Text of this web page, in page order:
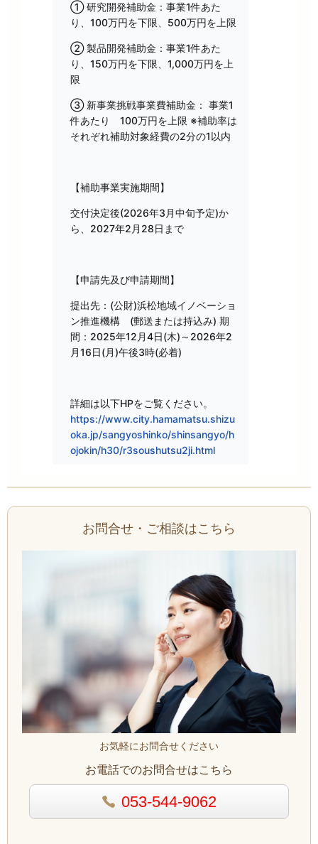
① 研究開発補助金：事業1件あた
り、100万円を下限、500万円を上限
② 製品開発補助金：事業1件あた
り、150万円を下限、1,000万円を上
限
③ 新事業挑戦事業費補助金： 事業1
件あたり 100万円を上限 ※補助率は
それぞれ補助対象経費の2分の1以内
【補助事業実施期間】
交付決定後(2026年3月中旬予定)か
ら、2027年2月28日まで
【申請先及び申請期間】
提出先：(公財)浜松地域イノベーショ
ン推進機構 (郵送または持込み) 期
間：2025年12月4日(木)～2026年2
月16日(月)午後3時(必着)
詳細は以下HPをご覧ください。
https://www.city.hamamatsu.shizu
oka.jp/sangyoshinko/shinsangyo/h
ojokin/h30/r3soushutsu2ji.html
お問合せ・ご相談はこちら
お気軽にお問合せください
お電話でのお問合せはこちら
053-544-9062